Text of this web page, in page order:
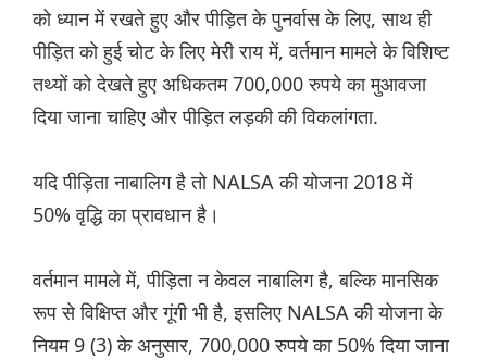
को ध्यान में रखते हुए और पीड़ित के पुनर्वास के लिए, साथ ही
पीड़ित को हुई चोट के लिए मेरी राय में, वर्तमान मामले के विशिष्ट
तथ्यों को देखते हुए अधिकतम 700,000 रुपये का मुआवजा
दिया जाना चाहिए और पीड़ित लड़की की विकलांगता.
यदि पीड़िता नाबालिग है तो NALSA की योजना 2018 में
50% वृद्धि का प्रावधान है।
वर्तमान मामले में, पीड़िता न केवल नाबालिग है, बल्कि मानसिक
रूप से विक्षिप्त और गूंगी भी है, इसलिए NALSA की योजना के
नियम 9 (3) के अनुसार, 700,000 रुपये का 50% दिया जाना